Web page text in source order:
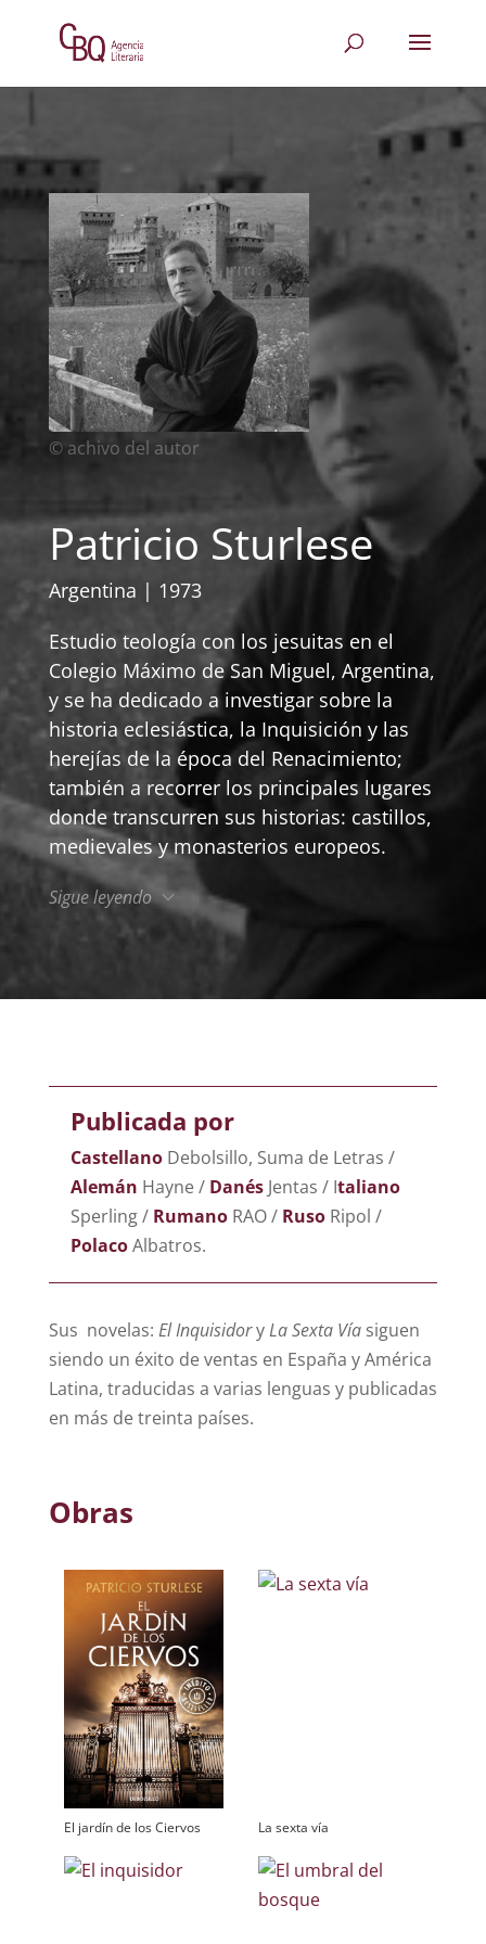
© achivo del autor
Patricio Sturlese
Argentina | 1973
Estudio teología con los jesuitas en el
Colegio Máximo de San Miguel, Argentina,
y se ha dedicado a investigar sobre la
historia eclesiástica, la Inquisición y las
herejías de la época del Renacimiento;
también a recorrer los principales lugares
donde transcurren sus historias: castillos,
medievales y monasterios europeos.
Sigue leyendo
Publicada por
CastellanoDebolsillo, Suma de Letras /
Alemán Hayne / DanésJentas / Italiano
Sperling / RumanoRAO / RusoRipol /
PolacoAlbatros.
Sus novelas: El InquisidoryLa Sexta Víasiguen
siendo un éxito de ventas en España y América
Latina, traducidas a varias lenguas y publicadas
en más de treinta países.
Obras
El jardín de los Ciervos La sexta vía